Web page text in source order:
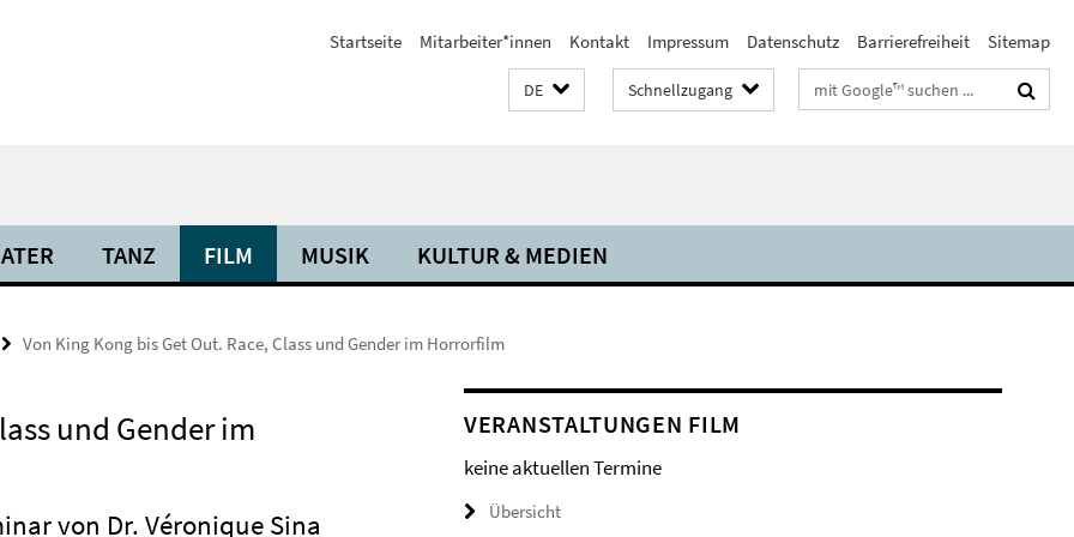
Startseite Mitarbeiter*innen Kontakt Impressum Datenschutz Barrierefreiheit Sitemap
DE Schnellzugang Suchbegriffe
TANZ FILM MUSIK KULTUR & MEDIEN
Von King Kong bis Get Out. Race, Class und Gender im Horrorfilm
und Gender im
von Dr. Véronique Sina
VERANSTALTUNGEN FILM
keine aktuellen Termine
Übersicht